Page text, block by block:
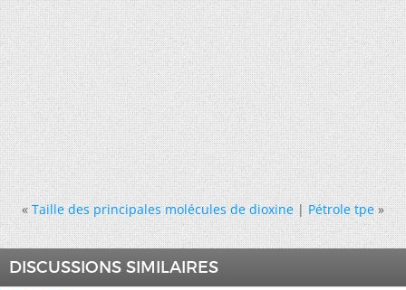
« Taille des principales molécules de dioxine|Pétrole tpe »
DISCUSSIONS SIMILAIRES